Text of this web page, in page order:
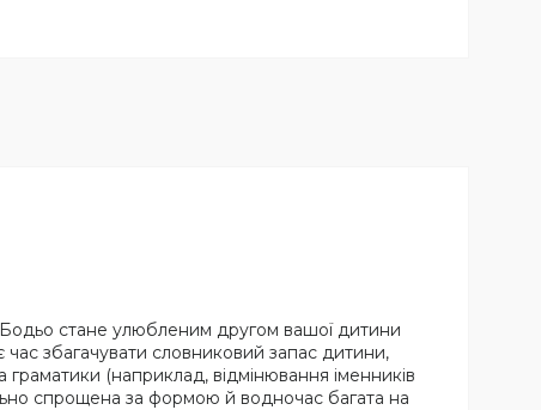
стане улюбленим другом вашої дитини
час збагачувати словниковий запас дитини,
(наприклад, відмінювання іменників
спрощена за формою й водночас багата на